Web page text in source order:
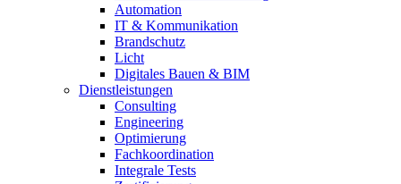
Automation
IT & Kommunikation
Brandschutz
Licht
Digitales Bauen & BIM
Dienstleistungen
Consulting
Engineering
Optimierung
Fachkoordination
Integrale Tests